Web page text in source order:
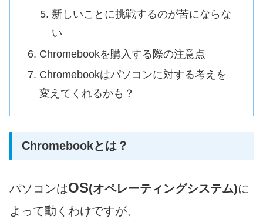
新しいことに挑戦するのが苦にならな
い
Chromebookを購入する際の注意点
Chromebookはパソコンに対する考えを
変えてくれるかも？
Chromebookとは？
パソコンはOS(オペレーティングシステム)に
よって動くわけですが、